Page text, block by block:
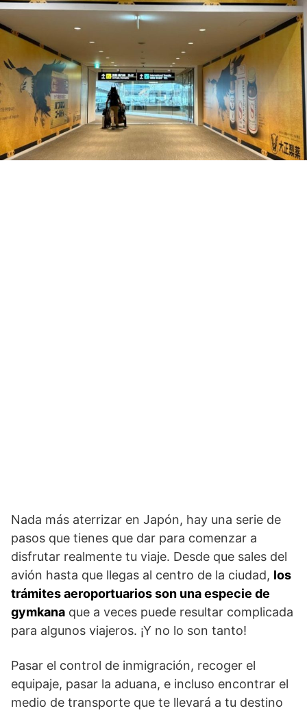
Nada más aterrizar en Japón, hay una serie de
pasos que tienes que dar para comenzar a
disfrutar realmente tu viaje. Desde que sales del
avión hasta que llegas al centro de la ciudad, los
trámites aeroportuarios son una especie de
gymkana que a veces puede resultar complicada
para algunos viajeros. ¡Y no lo son tanto!
Pasar el control de inmigración, recoger el
equipaje, pasar la aduana, e incluso encontrar el
medio de transporte que te llevará a tu destino